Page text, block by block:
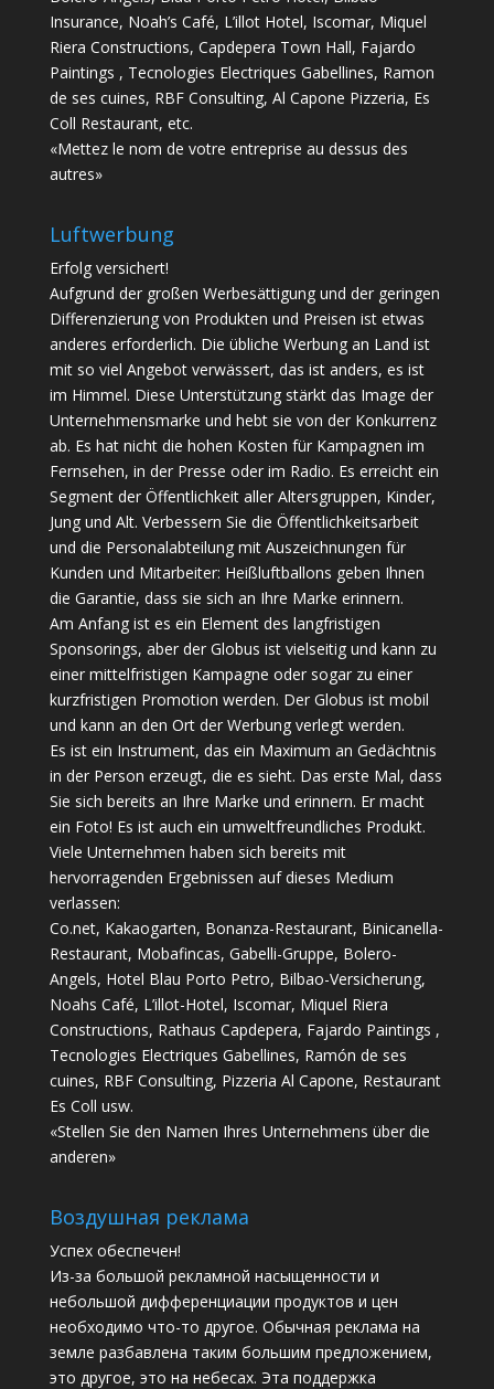
Insurance, Noah’s Café, L’illot Hotel, Iscomar, Miquel
Riera Constructions, Capdepera Town Hall, Fajardo
Paintings , Tecnologies Electriques Gabellines, Ramon
de ses cuines, RBF Consulting, Al Capone Pizzeria, Es
Coll Restaurant, etc.
«Mettez le nom de votre entreprise au dessus des
autres»
Luftwerbung
Erfolg versichert!
Aufgrund der großen Werbesättigung und der geringen
Differenzierung von Produkten und Preisen ist etwas
anderes erforderlich. Die übliche Werbung an Land ist
mit so viel Angebot verwässert, das ist anders, es ist
im Himmel. Diese Unterstützung stärkt das Image der
Unternehmensmarke und hebt sie von der Konkurrenz
ab. Es hat nicht die hohen Kosten für Kampagnen im
Fernsehen, in der Presse oder im Radio. Es erreicht ein
Segment der Öffentlichkeit aller Altersgruppen, Kinder,
Jung und Alt. Verbessern Sie die Öffentlichkeitsarbeit
und die Personalabteilung mit Auszeichnungen für
Kunden und Mitarbeiter: Heißluftballons geben Ihnen
die Garantie, dass sie sich an Ihre Marke erinnern.
Am Anfang ist es ein Element des langfristigen
Sponsorings, aber der Globus ist vielseitig und kann zu
einer mittelfristigen Kampagne oder sogar zu einer
kurzfristigen Promotion werden. Der Globus ist mobil
und kann an den Ort der Werbung verlegt werden.
Es ist ein Instrument, das ein Maximum an Gedächtnis
in der Person erzeugt, die es sieht. Das erste Mal, dass
Sie sich bereits an Ihre Marke und erinnern. Er macht
ein Foto! Es ist auch ein umweltfreundliches Produkt.
Viele Unternehmen haben sich bereits mit
hervorragenden Ergebnissen auf dieses Medium
verlassen:
Co.net, Kakaogarten, Bonanza-Restaurant, Binicanella-
Restaurant, Mobafincas, Gabelli-Gruppe, Bolero-
Angels, Hotel Blau Porto Petro, Bilbao-Versicherung,
Noahs Café, L’illot-Hotel, Iscomar, Miquel Riera
Constructions, Rathaus Capdepera, Fajardo Paintings ,
Tecnologies Electriques Gabellines, Ramón de ses
cuines, RBF Consulting, Pizzeria Al Capone, Restaurant
Es Coll usw.
«Stellen Sie den Namen Ihres Unternehmens über die
anderen»
Воздушная реклама
Успех обеспечен!
Из-за большой рекламной насыщенности и
небольшой дифференциации продуктов и цен
необходимо что-то другое. Обычная реклама на
земле разбавлена ​​таким большим предложением,
это другое, это на небесах. Эта поддержка